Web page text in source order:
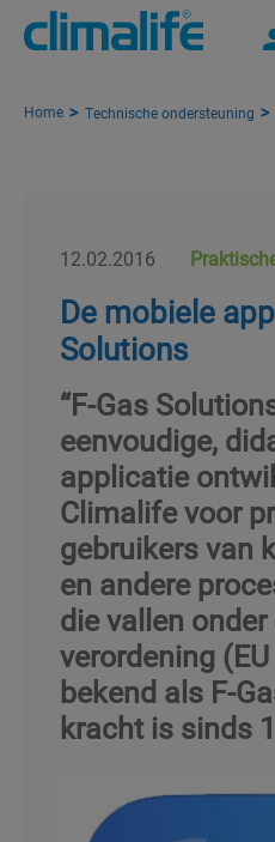
Home Technische ondersteuning
12.02.2016
De mobiele
Solutions
“F-Gas
eenvoudige,
applicatie
Climalife voor
gebruikers van
en andere
die vallen
verordening
bekend als F-
kracht is sinds